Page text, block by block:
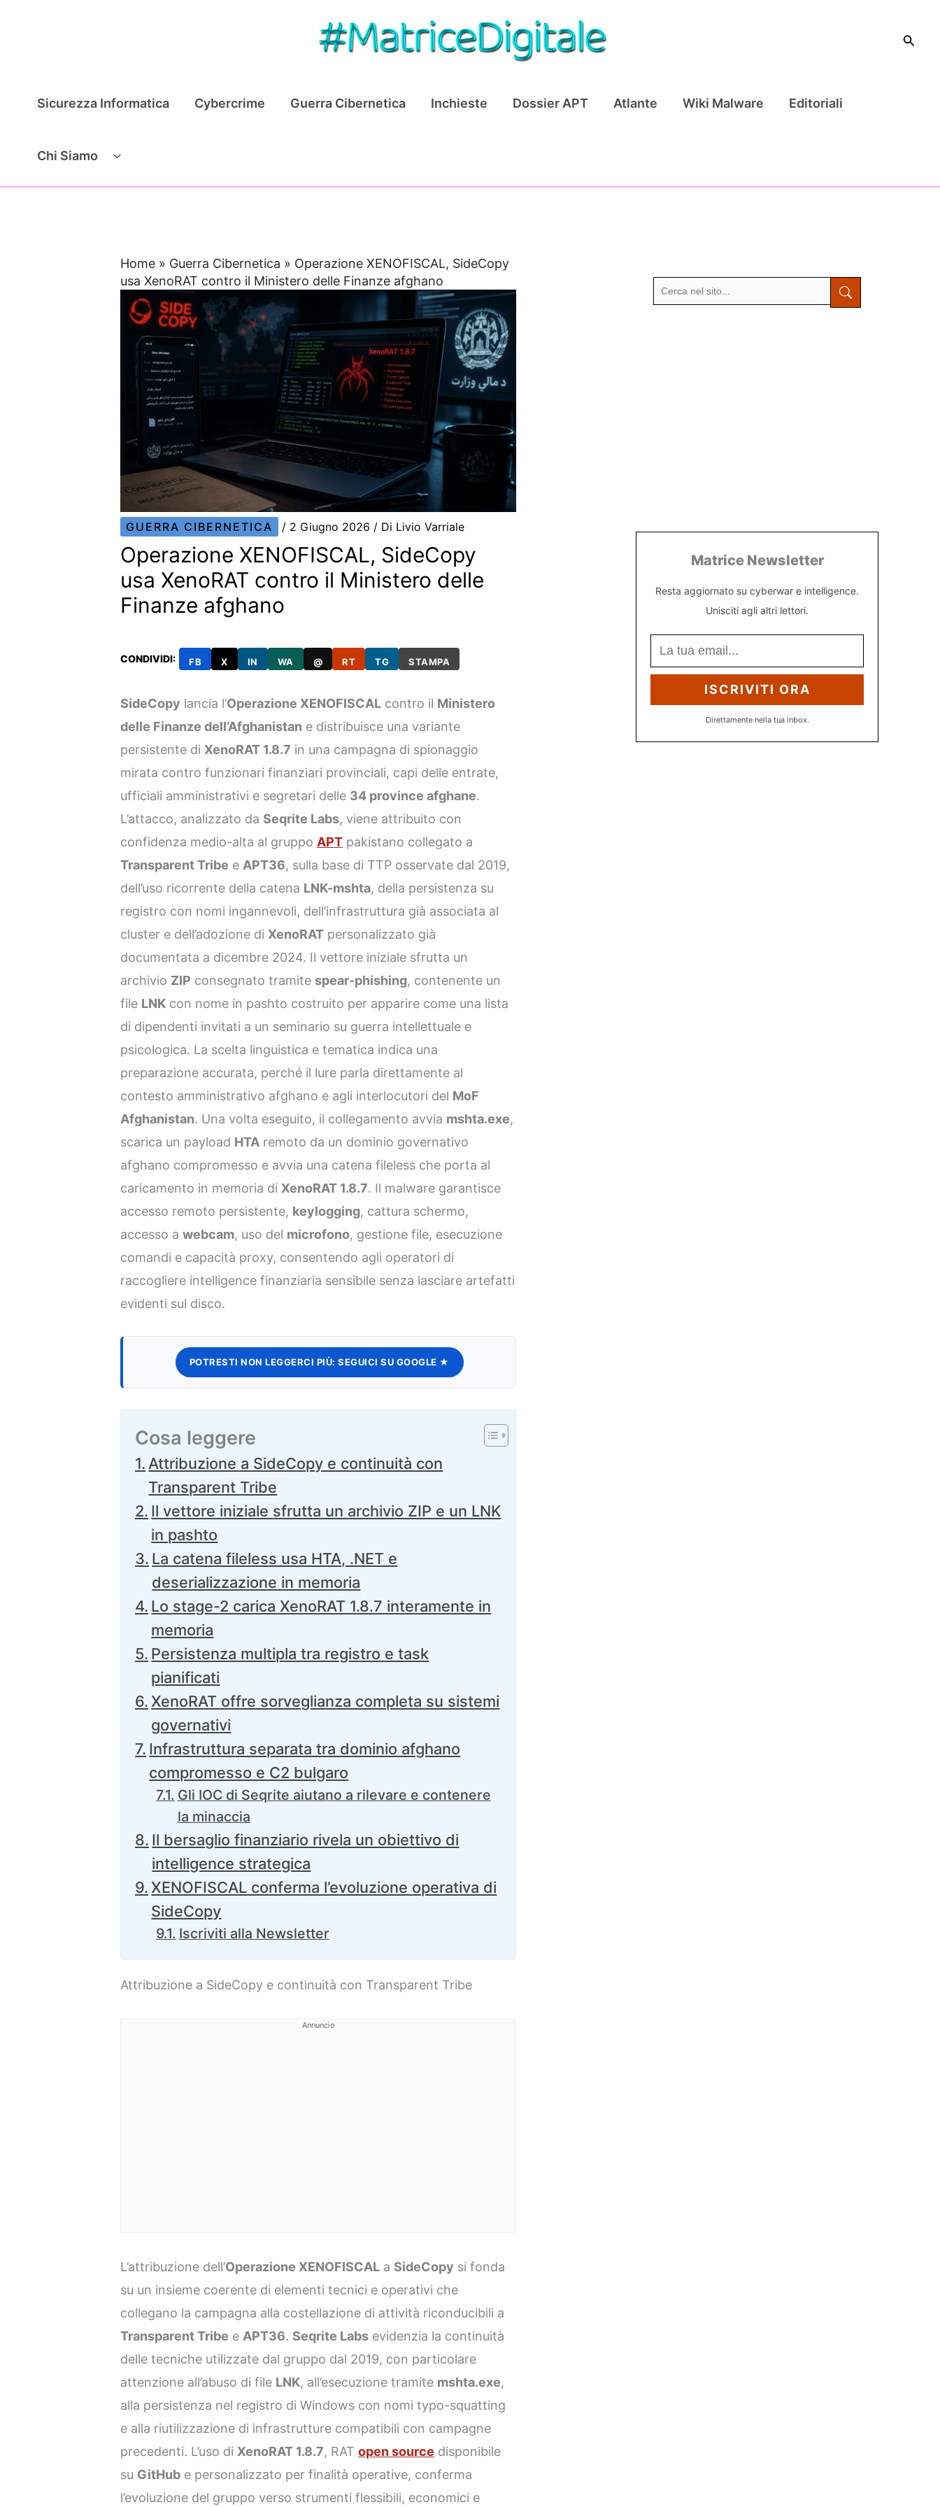
Cerca
Sicurezza Informatica Cybercrime Guerra Cibernetica Inchieste Dossier APT Atlante Wiki Malware Editoriali
Chi Siamo
Home » Guerra Cibernetica » Operazione XENOFISCAL, SideCopy
usa XenoRAT contro il Ministero delle Finanze afghano
GUERRA CIBERNETICA / 2 Giugno 2026 / Di Livio Varriale
Operazione XENOFISCAL, SideCopy
usa XenoRAT contro il Ministero delle
Finanze afghano
CONDIVIDI: FB X IN WA @ RT TG STAMPA
SideCopy lancia l’Operazione XENOFISCAL contro il Ministero
delle Finanze dell’Afghanistan e distribuisce una variante
persistente di XenoRAT 1.8.7 in una campagna di spionaggio
mirata contro funzionari finanziari provinciali, capi delle entrate,
ufficiali amministrativi e segretari delle 34 province afghane.
L’attacco, analizzato da Seqrite Labs, viene attribuito con
confidenza medio-alta al gruppoAPT pakistano collegato a
Transparent Tribe eAPT36, sulla base di TTP osservate dal 2019,
dell’uso ricorrente della catena LNK-mshta, della persistenza su
registro con nomi ingannevoli, dell’infrastruttura già associata al
cluster e dell’adozione di XenoRAT personalizzato già
documentata a dicembre 2024. Il vettore iniziale sfrutta un
archivio ZIP consegnato tramite spear-phishing, contenente un
file LNK con nome in pashto costruito per apparire come una lista
di dipendenti invitati a un seminario su guerra intellettuale e
psicologica. La scelta linguistica e tematica indica una
preparazione accurata, perché il lure parla direttamente al
contesto amministrativo afghano e agli interlocutori del MoF
Afghanistan. Una volta eseguito, il collegamento avvia mshta.exe,
scarica un payload HTA remoto da un dominio governativo
afghano compromesso e avvia una catena fileless che porta al
caricamento in memoria di XenoRAT 1.8.7. Il malware garantisce
accesso remoto persistente, keylogging, cattura schermo,
accesso awebcam, uso del microfono, gestione file, esecuzione
comandi e capacità proxy, consentendo agli operatori di
raccogliere intelligence finanziaria sensibile senza lasciare artefatti
evidenti sul disco.
POTRESTI NON LEGGERCI PIÙ: SEGUICI SU GOOGLE ★
Cosa leggere
Attribuzione a SideCopy e continuità con
Transparent Tribe
Il vettore iniziale sfrutta un archivio ZIP e un LNK
in pashto
La catena fileless usa HTA, .NET e
deserializzazione in memoria
Lo stage-2 carica XenoRAT 1.8.7 interamente in
memoria
Persistenza multipla tra registro e task
pianificati
XenoRAT offre sorveglianza completa su sistemi
governativi
Infrastruttura separata tra dominio afghano
compromesso e C2 bulgaro
Gli IOC di Seqrite aiutano a rilevare e contenere
la minaccia
Il bersaglio finanziario rivela un obiettivo di
intelligence strategica
XENOFISCAL conferma l’evoluzione operativa di
SideCopy
Iscriviti alla Newsletter
Attribuzione a SideCopy e continuità con Transparent Tribe
Annuncio
L’attribuzione dell’Operazione XENOFISCAL a SideCopy si fonda
su un insieme coerente di elementi tecnici e operativi che
collegano la campagna alla costellazione di attività riconducibili a
Transparent Tribe eAPT36. Seqrite Labs evidenzia la continuità
delle tecniche utilizzate dal gruppo dal 2019, con particolare
attenzione all’abuso di file LNK, all’esecuzione tramite mshta.exe,
alla persistenza nel registro di Windows con nomi typo-squatting
e alla riutilizzazione di infrastrutture compatibili con campagne
precedenti. L’uso di XenoRAT 1.8.7, RATopen source disponibile
su GitHub e personalizzato per finalità operative, conferma
l’evoluzione del gruppo verso strumenti flessibili, economici e
Matrice Newsletter
Resta aggiornato su cyberwar e intelligence.
Unisciti agli altri lettori.
ISCRIVITI ORA
Direttamente nella tua inbox.